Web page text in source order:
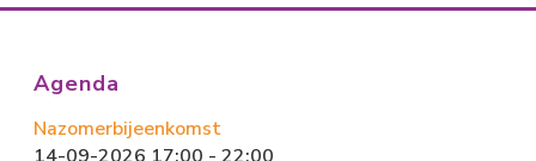
Agenda
Nazomerbijeenkomst
14-09-2026 17:00 - 22:00